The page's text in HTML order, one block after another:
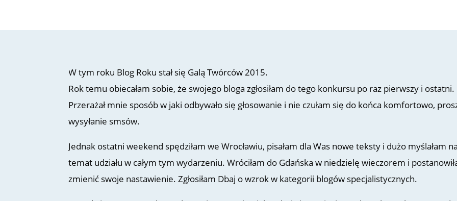
W tym roku Blog Roku stał się Galą Twórców 2015.
Rok temu obiecałam sobie, że swojego bloga zgłosiłam do tego konkursu po raz pierwszy i ostatni.
Przerażał mnie sposób w jaki odbywało się głosowanie i nie czułam się do końca komfortowo,
wysyłanie smsów.
Jednak ostatni weekend spędziłam we Wrocławiu, pisałam dla Was nowe teksty i dużo myślałam
temat udziału w całym tym wydarzeniu. Wróciłam do Gdańska w niedzielę wieczorem i
zmienić swoje nastawienie. Zgłosiłam Dbaj o wzrok w kategorii blogów specjalistycznych.